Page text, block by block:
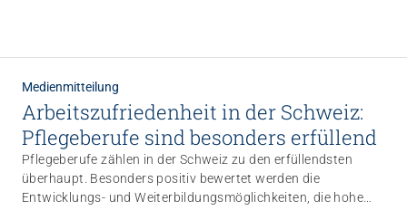
Impuls
Umgang mit verhaltensbezogenen und
Medienmitteilung
Arbeitszufriedenheit in der Schweiz:
Pflegeberufe sind besonders erfüllend
Pflegeberufe zählen in der Schweiz zu den erfüllendsten
überhaupt. Besonders positiv bewertet werden die
Entwicklungs- und Weiterbildungsmöglichkeiten, die hohe